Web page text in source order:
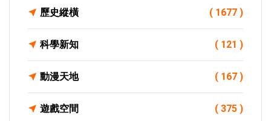
歷史縱橫 ( 1677 )
科學新知 ( 121 )
動漫天地 ( 167 )
遊戲空間 ( 375 )